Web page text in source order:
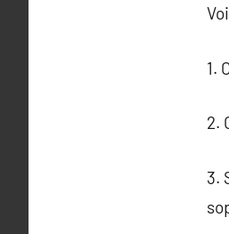
1.
2.
3.